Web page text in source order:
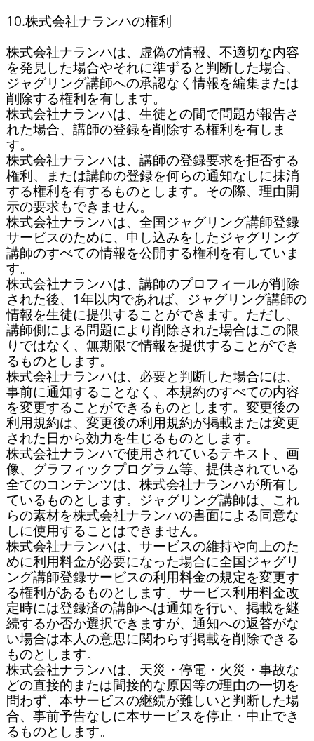
10.株式会社ナランハの権利
株式会社ナランハは、虚偽の情報、不適切な内容
を発見した場合やそれに準ずると判断した場合、
ジャグリング講師への承認なく情報を編集または
削除する権利を有します。
株式会社ナランハは、生徒との間で問題が報告さ
れた場合、講師の登録を削除する権利を有しま
す。
株式会社ナランハは、講師の登録要求を拒否する
権利、または講師の登録を何らの通知なしに抹消
する権利を有するものとします。その際、理由開
示の要求もできません。
株式会社ナランハは、全国ジャグリング講師登録
サービスのために、申し込みをしたジャグリング
講師のすべての情報を公開する権利を有していま
す。
株式会社ナランハは、講師のプロフィールが削除
された後、1年以内であれば、ジャグリング講師の
情報を生徒に提供することができます。ただし、
講師側による問題により削除された場合はこの限
りではなく、無期限で情報を提供することができ
るものとします。
株式会社ナランハは、必要と判断した場合には、
事前に通知することなく、本規約のすべての内容
を変更することができるものとします。変更後の
利用規約は、変更後の利用規約が掲載または変更
された日から効力を生じるものとします。
株式会社ナランハで使用されているテキスト、画
像、グラフィックプログラム等、提供されている
全てのコンテンツは、株式会社ナランハが所有し
ているものとします。ジャグリング講師は、これ
らの素材を株式会社ナランハの書面による同意な
しに使用することはできません。
株式会社ナランハは、サービスの維持や向上のた
めに利用料金が必要になった場合に全国ジャグリ
ング講師登録サービスの利用料金の規定を変更す
る権利があるものとします。サービス利用料金改
定時には登録済の講師へは通知を行い、掲載を継
続するか否か選択できますが、通知への返答がな
い場合は本人の意思に関わらず掲載を削除できる
ものとします。
株式会社ナランハは、天災・停電・火災・事故な
どの直接的または間接的な原因等の理由の一切を
問わず、本サービスの継続が難しいと判断した場
合、事前予告なしに本サービスを停止・中止でき
るものとします。